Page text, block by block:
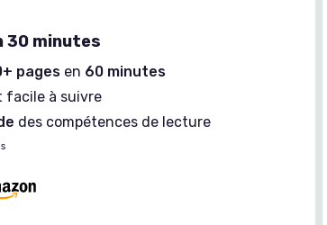
30 minutes
pages en 60 minutes
facile à suivre
des compétences de lecture